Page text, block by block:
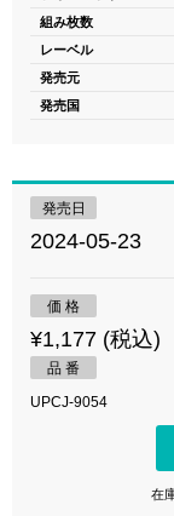
組み枚数
レーベル
発売元
発売国
発売日
2024-05-23
価 格
¥1,177 (税込)
品 番
UPCJ-9054
在